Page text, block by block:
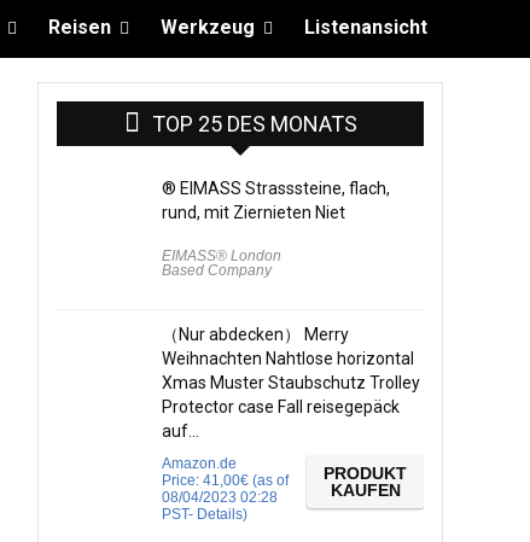
Reisen Werkzeug Listenansicht
TOP 25 DES MONATS
® EIMASS Strasssteine, flach,
rund, mit Ziernieten Niet
EIMASS® London
Based Company
（Nur abdecken） Merry
Weihnachten Nahtlose horizontal
Xmas Muster Staubschutz Trolley
Protector case Fall reisegepäck
auf…
Amazon.de
Price: 41,00€ (as of
08/04/2023 02:28
PST- Details)
PRODUKT
KAUFEN